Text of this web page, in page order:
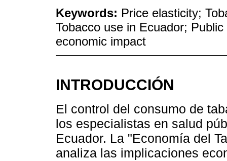
Keywords: Price elasticity;
Tobacco use in Ecuador;
economic impact
INTRODUCCIÓN
El control del consumo de
los especialistas en salud
Ecuador. La "Economía del
analiza las implicaciones